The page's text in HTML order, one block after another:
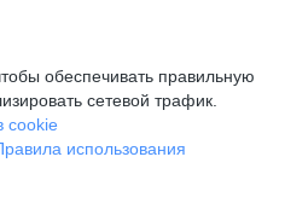
обеспечивать правильную
сетевой трафик.
cookie
использования